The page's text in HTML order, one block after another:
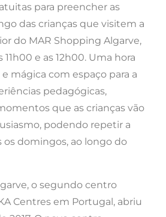
para preencher as
das crianças que visitem a
do MAR Shopping Algarve,
e as 12h00. Uma hora
mágica com espaço para a
pedagógicas,
que as crianças vão
podendo repetir a
domingos, ao longo do
o segundo centro
Centres em Portugal, abriu